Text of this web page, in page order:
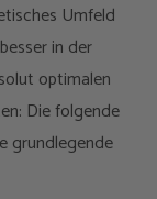
Umfeld
in der
optimalen
Die folgende
grundlegende